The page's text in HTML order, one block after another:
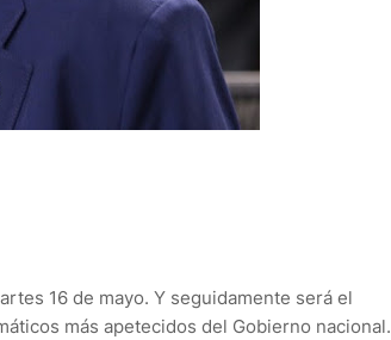
16 de mayo. Y seguidamente será el
más apetecidos del Gobierno nacional.